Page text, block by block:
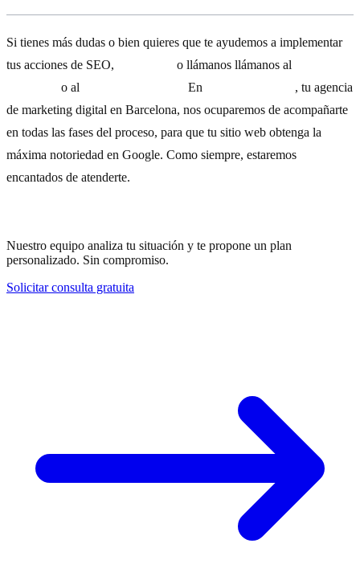
Si tienes más dudas o bien quieres que te ayudemos a implementar
tus acciones de SEO,
o llámanos llámanos al
o al En
, tu agencia
de marketing digital en Barcelona, nos ocuparemos de acompañarte
en todas las fases del proceso, para que tu sitio web obtenga la
máxima notoriedad en Google. Como siempre, estaremos
encantados de atenderte.
Nuestro equipo analiza tu situación y te propone un plan
personalizado. Sin compromiso.
Solicitar consulta gratuita